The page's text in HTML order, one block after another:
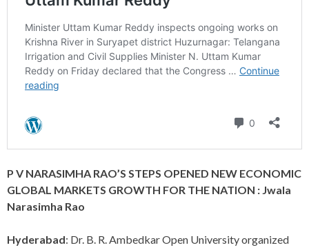
P V NARASIMHA RAO’S STEPS OPENED NEW ECONOMIC
GLOBAL MARKETS GROWTH FOR THE NATION : Jwala
Narasimha Rao
Hyderabad: Dr. B. R. Ambedkar Open University organized